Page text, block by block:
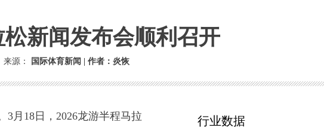
新闻发布会顺利召开
来源： 国际体育新闻 | 作者：炎恢
18日，2026龙游半程马拉
行业数据